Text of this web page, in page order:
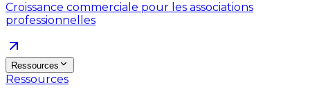
Croissance commerciale pour les associations
professionnelles
Ressources
Ressources